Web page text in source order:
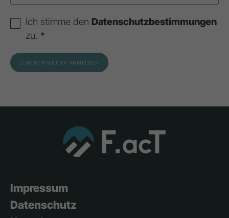
Ich stimme den Datenschutzbestimmungen
zu. *
Impressum
Datenschutz